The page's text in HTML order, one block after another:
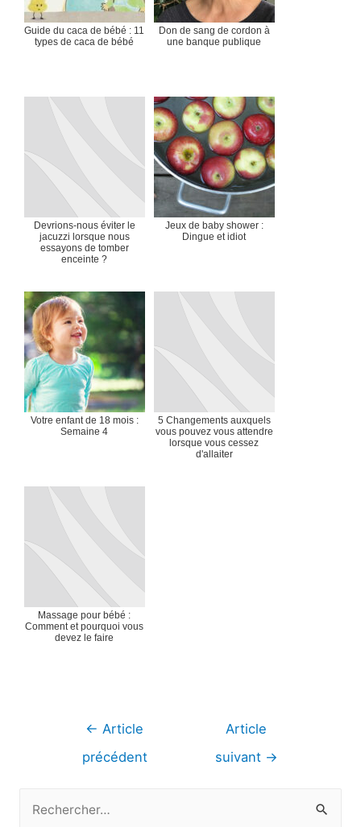
Guide du caca de bébé : 11
types de caca de bébé
Don de sang de cordon à
une banque publique
Devrions-nous éviter le
jacuzzi lorsque nous
essayons de tomber
enceinte ?
Jeux de baby shower :
Dingue et idiot
Votre enfant de 18 mois :
Semaine 4
5 Changements auxquels
vous pouvez vous attendre
lorsque vous cessez
d'allaiter
Massage pour bébé :
Comment et pourquoi vous
devez le faire
Navigation
← Article
précédent
Article
suivant →